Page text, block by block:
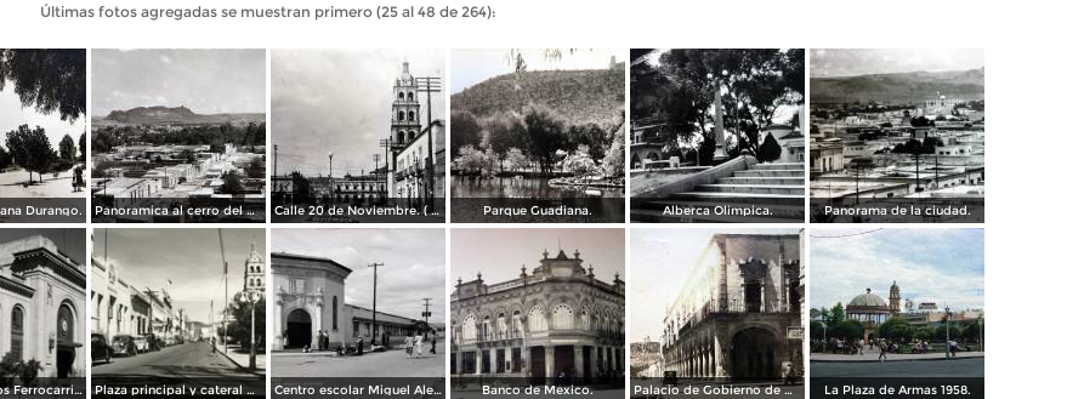
Últimas fotos agregadas se muestran primero (25 al 48 de 264):
Durango. Panoramica al cerro del Mercado ( Circulada el 4 de Septiembre de 1957 ). Calle 20 de Noviembre. ( Circulada el 17 de Abril de 1937 ). Parque Guadiana. Alberca Olimpica. Panorama de la ciudad.
Estación de los Ferrocarriles Plaza principal y cateral de Durango Centro escolar Miguel Aleman. Banco de Mexico. Palacio de Gobierno de Durango. La Plaza de Armas 1958.